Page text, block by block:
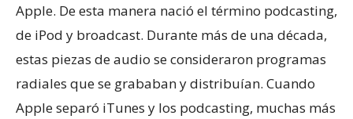
Apple. De esta manera nació el término podcasting,
de iPod y broadcast. Durante más de una década,
estas piezas de audio se consideraron programas
radiales que se grababan y distribuían. Cuando
Apple separó iTunes y los podcasting, muchas más